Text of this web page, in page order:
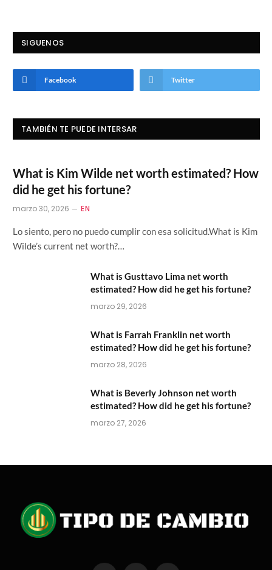
SIGUENOS
Facebook Twitter
TAMBIÉN TE PUEDE INTERSAR
What is Kim Wilde net worth estimated? How
did he get his fortune?
marzo 30, 2026 EN
Lo siento, pero no puedo cumplir con esa solicitud.What is Kim
Wilde’s current net worth?…
What is Gusttavo Lima net worth
estimated? How did he get his fortune?
marzo 29, 2026
What is Farrah Franklin net worth
estimated? How did he get his fortune?
marzo 28, 2026
What is Beverly Johnson net worth
estimated? How did he get his fortune?
marzo 27, 2026